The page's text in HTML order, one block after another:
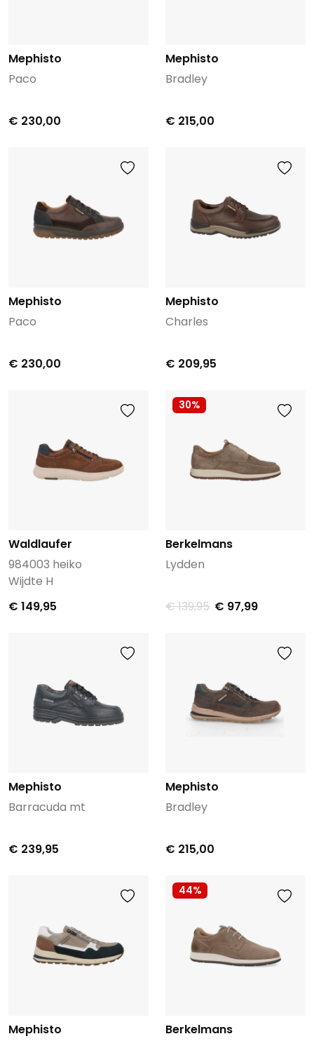
Mephisto
Paco
€ 230,00
Mephisto
Bradley
€ 215,00
Mephisto
Paco
€ 230,00
Mephisto
Charles
€ 209,95
Waldlaufer
984003 heiko
Wijdte H
€ 149,95
30%
Berkelmans
Lydden
€ 139,95 € 97,99
Mephisto
Barracuda mt
€ 239,95
Mephisto
Bradley
€ 215,00
Mephisto
44%
Berkelmans